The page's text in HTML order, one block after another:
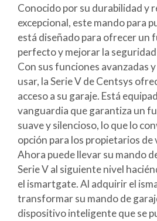
Conocido por su durabilidad y
excepcional, este mando para
está diseñado para ofrecer un
perfecto y mejorar la
Con sus funciones avanzadas
usar, la Serie V de Centsys
acceso a su garaje. Está
vanguardia que garantiza un
suave y silencioso, lo que lo
opción para los propietarios de
Ahora puede llevar su mando
Serie V al siguiente nivel
el ismartgate. Al adquirir el
transformar su mando de
dispositivo inteligente que se